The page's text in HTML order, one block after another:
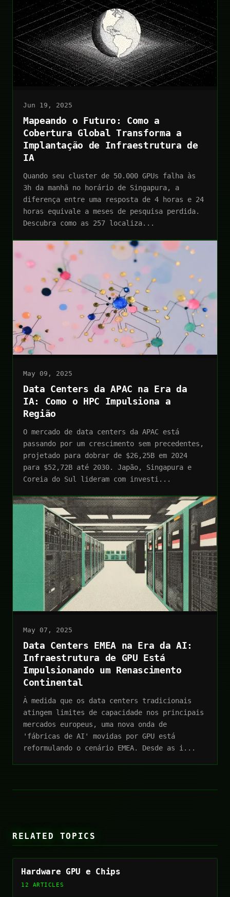
Jun 19, 2025
Mapeando o Futuro: Como a
Cobertura Global Transforma a
Implantação de Infraestrutura de
IA
Quando seu cluster de 50.000 GPUs falha às
3h da manhã no horário de Singapura, a
diferença entre uma resposta de 4 horas e 24
horas equivale a meses de pesquisa perdida.
Descubra como as 257 localiza...
May 09, 2025
Data Centers da APAC na Era da
IA: Como o HPC Impulsiona a
Região
O mercado de data centers da APAC está
passando por um crescimento sem precedentes,
projetado para dobrar de $26,25B em 2024
para $52,72B até 2030. Japão, Singapura e
Coreia do Sul lideram com investi...
May 07, 2025
Data Centers EMEA na Era da AI:
Infraestrutura de GPU Está
Impulsionando um Renascimento
Continental
À medida que os data centers tradicionais
atingem limites de capacidade nos principais
mercados europeus, uma nova onda de
'fábricas de AI' movidas por GPU está
reformulando o cenário EMEA. Desde as i...
RELATED TOPICS
Hardware GPU e Chips
12 ARTICLES